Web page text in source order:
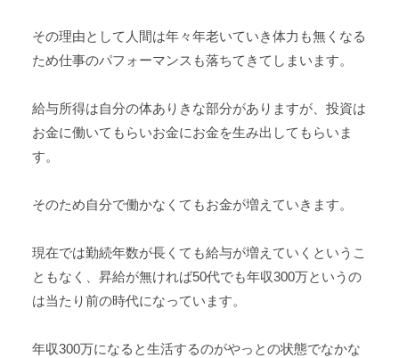
その理由として人間は年々年老いていき体力も無くなる
ため仕事のパフォーマンスも落ちてきてしまいます。
給与所得は自分の体ありきな部分がありますが、投資は
お金に働いてもらいお金にお金を生み出してもらいま
す。
そのため自分で働かなくてもお金が増えていきます。
現在では勤続年数が長くても給与が増えていくというこ
ともなく、昇給が無ければ50代でも年収300万というの
は当たり前の時代になっています。
年収300万になると生活するのがやっとの状態でなかな